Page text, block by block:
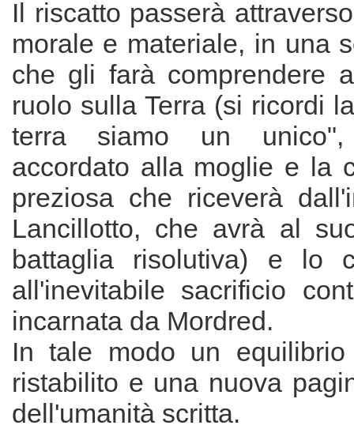
Il riscatto passerà
morale e materiale, in una
che gli farà comprendere
ruolo sulla Terra (si ricordi
terra siamo un
accordato alla moglie e la
preziosa che riceverà
Lancillotto, che avrà al
battaglia risolutiva) e lo
all'inevitabile sacrificio
incarnata da Mordred.
In tale modo un
ristabilito e una nuova
dell'umanità scritta.